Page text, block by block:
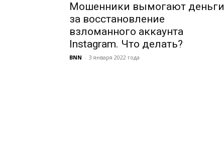
Мошенники вымогают деньги
за восстановление
взломанного аккаунта
Instagram. Что делать?
BNN - 3 января 2022 года